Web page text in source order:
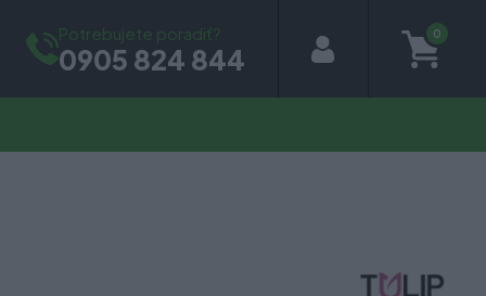
Potrebujete poradiť?
0905 824 844
0